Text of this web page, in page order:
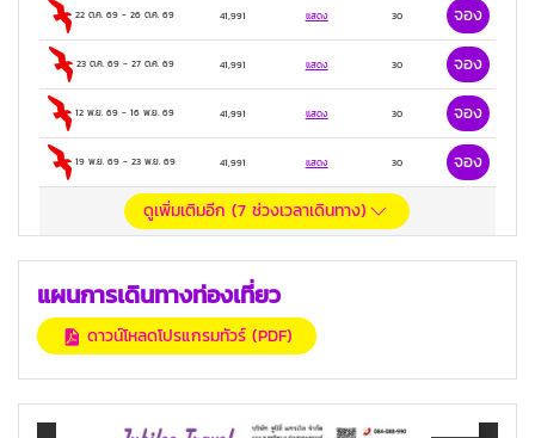
22 ต.ค. 69 -26 ต.ค. 69 41,991 แสดง 30 จอง
23 ต.ค. 69- 27 ต.ค. 69 41,991 แสดง 30 จอง
12 พ.ย. 69 -16 พ.ย. 69 41,991 แสดง 30 จอง
19 พ.ย. 69- 23 พ.ย. 69 41,991 แสดง 30
จอง
ดูเพิ่มเติมอีก (7 ช่วงเวลาเดินทาง)
แผนการเดินทางท่องเที่ยว
ดาวน์โหลดโปรแกรมทัวร์ (PDF)